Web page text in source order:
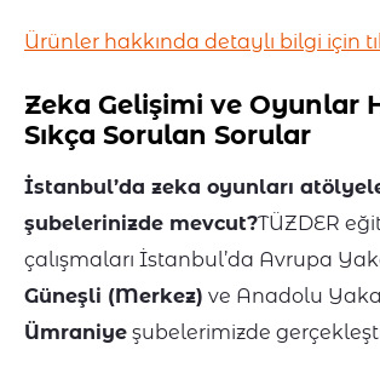
Ürünler hakkında detaylı bilgi için
Zeka Gelişimi ve Oyunlar
Sıkça Sorulan Sorular
İstanbul’da zeka oyunları
şubelerinizde mevcut?TÜZDER
çalışmaları İstanbul’da Avrupa
Güneşli (Merkez) ve Anadolu
Ümraniye şubelerimizde